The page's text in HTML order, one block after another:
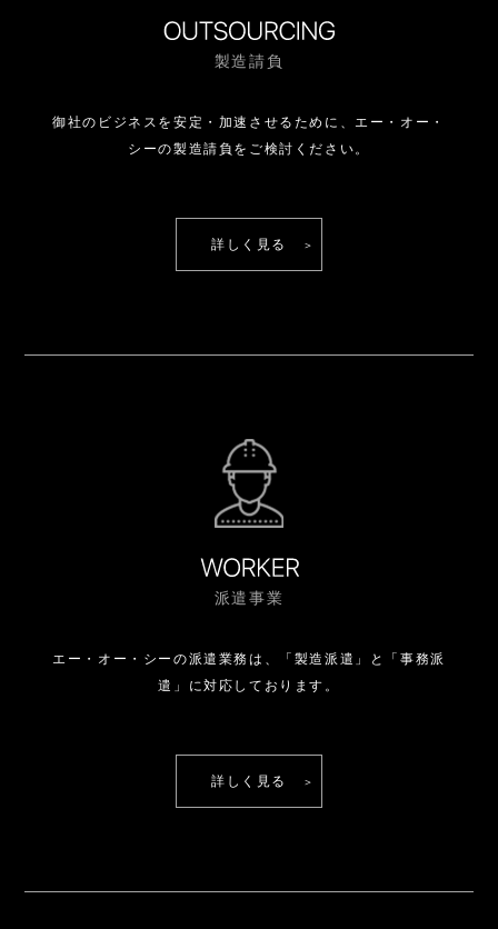
製造請負
御社のビジネスを安定・加速させるために、エー・オー・
シーの製造請負をご検討ください。
詳しく見る
派遣事業
エー・オー・シーの派遣業務は、
「製造派遣」と「事務派
遣」に対応しております。
詳しく見る